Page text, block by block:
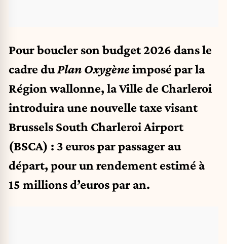
Pour boucler son budget 2026 dans le
cadre duPlan Oxygèneimposé par la
Région wallonne, la Ville de Charleroi
introduira une nouvelle taxe visant
Brussels South Charleroi Airport
(BSCA) : 3 euros par passager au
départ, pour un rendement estimé à
15 millions d’euros par an.